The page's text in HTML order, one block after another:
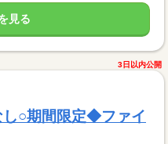
見る
3日以内公開
し○期間限定◆ファイ